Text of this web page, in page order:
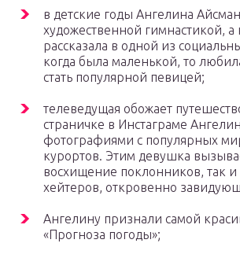
в детские годы Ангелина
художественной гимнастикой, а
рассказала в одной из
когда была маленькой, то
стать популярной певицей;
телеведущая обожает
страничке в Инстаграме
фотографиями с популярных
курортов. Этим девушка
восхищение поклонников, так
хейтеров, откровенно
Ангелину признали самой
«Прогноза погоды»;